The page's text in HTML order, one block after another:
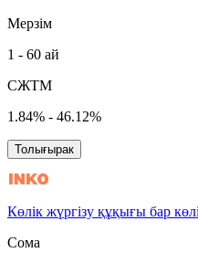
Мерзім
1 - 60 ай
СЖТМ
1.84% - 46.12%
Толығырак
Көлік жүргізу құқығы бар
Сома